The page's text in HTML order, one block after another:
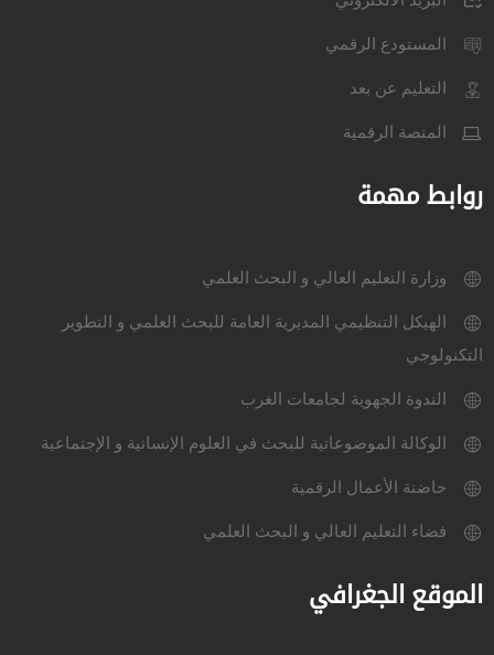
المستودع الرقمي
التعليم عن بعد
المنصة الرقمية
روابط مهمة
وزارة التعليم العالي و البحث العلمي
الهيكل التنظيمي المديرية العامة للبحث العلمي و التطوير
التكنولوجي
الندوة الجهوية لجامعات الغرب
الوكالة الموضوعاتية للبحث في العلوم الإنسانية و الإجتماعية
حاضنة الأعمال الرقمية
فضاء التعليم العالي و البحث العلمي
الموقع الجغرافي